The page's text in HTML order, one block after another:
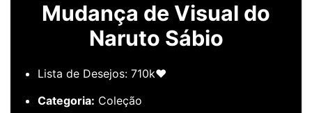
Mudança de Visual do
Naruto Sábio
Lista de Desejos: 710k❤️
Categoria: Coleção